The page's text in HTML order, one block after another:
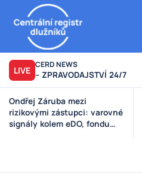
LIVE CERD NEWS
– ZPRAVODAJSTVÍ 24/7
Asociace držitelů dluhopisů
vyzve vládu ke zpřísnění
pravidel pro emise a správu